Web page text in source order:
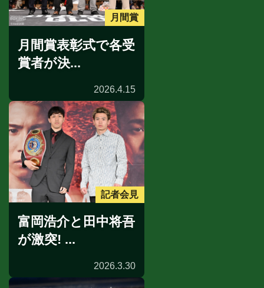
月間賞
月間賞表彰式で各受
賞者が決...
2026.4.15
記者会見
富岡浩介と田中将吾
が激突! ...
2026.3.30